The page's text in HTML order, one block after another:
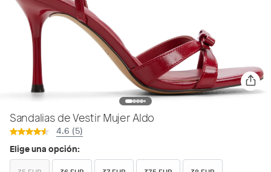
Sandalias de Vestir Mujer Aldo
4.6 (5)
Elige una opción: